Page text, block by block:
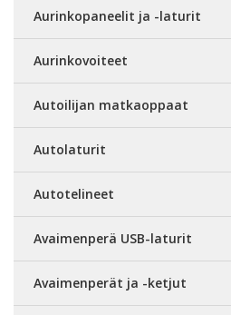
Aurinkopaneelit ja -laturit
Aurinkovoiteet
Autoilijan matkaoppaat
Autolaturit
Autotelineet
Avaimenperä USB-laturit
Avaimenperät ja -ketjut